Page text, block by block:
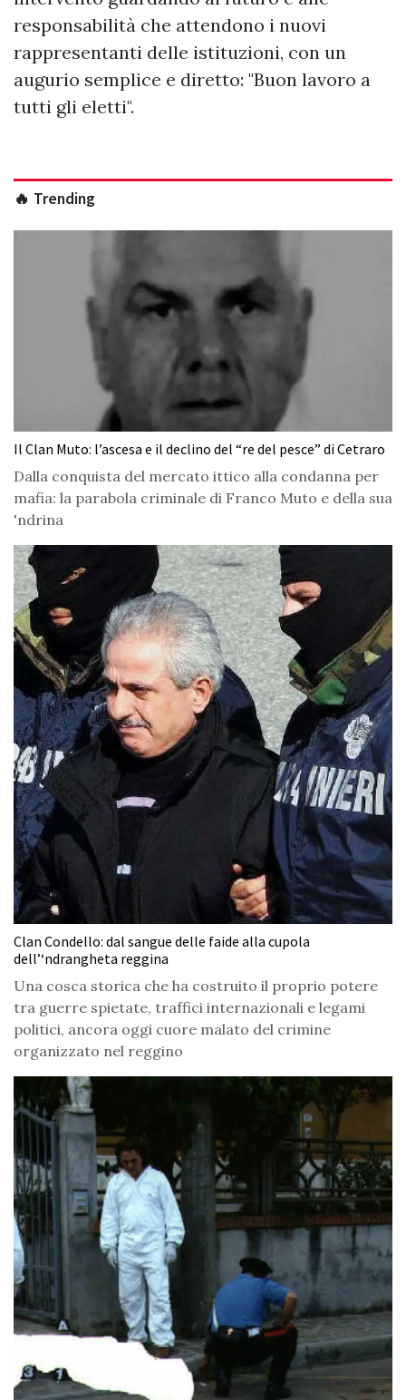
responsabilità che attendono i nuovi
rappresentanti delle istituzioni, con un
augurio semplice e diretto: "Buon lavoro a
tutti gli eletti".
🔥 Trending
Il Clan Muto: l’ascesa e il declino del “re del pesce” di Cetraro
Dalla conquista del mercato ittico alla condanna per
mafia: la parabola criminale di Franco Muto e della sua
'ndrina
Clan Condello: dal sangue delle faide alla cupola
dell’‘ndrangheta reggina
Una cosca storica che ha costruito il proprio potere
tra guerre spietate, traffici internazionali e legami
politici, ancora oggi cuore malato del crimine
organizzato nel reggino